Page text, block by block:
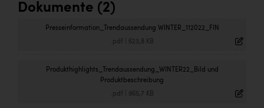
Dokumente (2)
Presseinformation_Trendaussendung WINTER_112022_FIN
.pdf 623,8 KB
Produkthighlights_Trendaussendung_WINTER22_Bild und
Produktbeschreibung
.pdf 965,7 KB